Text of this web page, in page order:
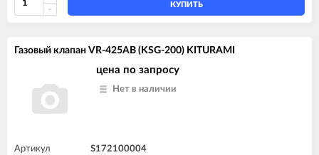
КУПИТЬ
Газовый клапан VR-425AB (KSG-200) KITURAMI
цена по запросу
Нет в наличии
Артикул S172100004